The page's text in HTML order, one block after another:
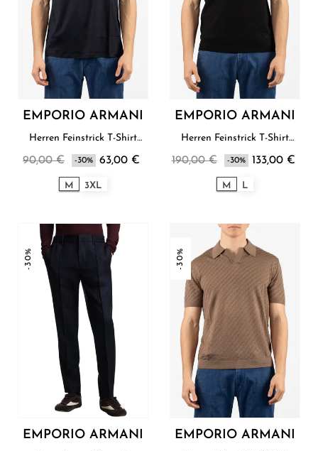
EMPORIO ARMANI
Herren Feinstrick T-Shirt
90,00 € -30% 63,00 €
M 3XL
EMPORIO ARMANI
Herren Feinstrick T-Shirt
190,00 € -30% 133,00 €
M L
-30%
EMPORIO ARMANI
-30%
EMPORIO ARMANI